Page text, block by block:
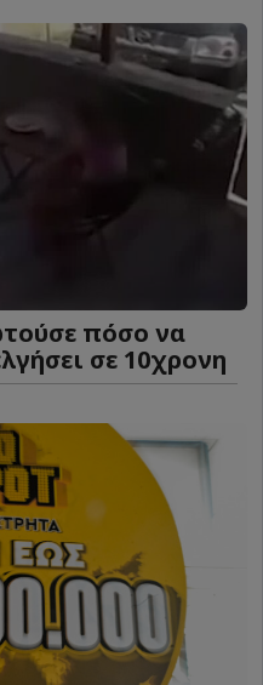
πόσο να
σε 10χρονη